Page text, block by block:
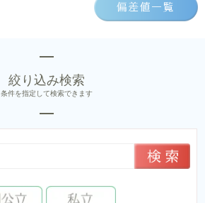
絞り込み検索
条件を指定して検索できます